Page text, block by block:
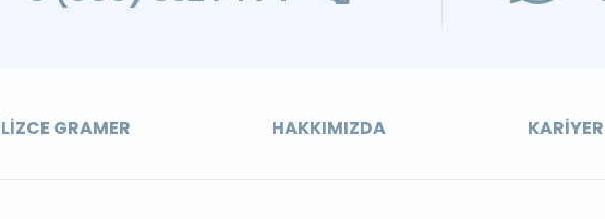
GRAMER HAKKIMIZDA KARIYER